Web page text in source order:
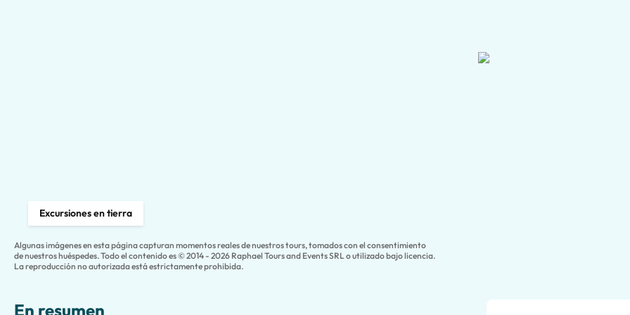
Excursiones en tierra
Algunas imágenes en esta página capturan momentos reales de nuestros tours, tomados con el consentimiento
de nuestros huéspedes. Todo el contenido es © 2014 - 2026 Raphael Tours and Events SRL o utilizado bajo licencia.
La reproducción no autorizada está estrictamente prohibida.
En resumen